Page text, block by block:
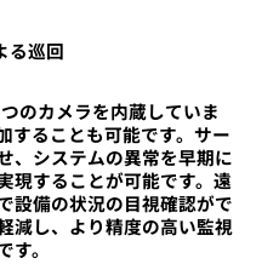
る巡回
のカメラを内蔵していま
することも可能です。サー
、システムの異常を早期に
現することが可能です。遠
設備の状況の目視確認がで
減し、より精度の高い監視
。